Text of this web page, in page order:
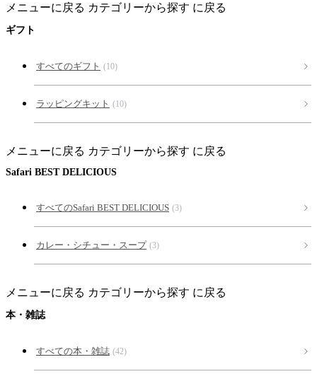
メニューに戻る カテゴリーから探す に戻る
ギフト
すべてのギフト (10)
ラッピングキット (10)
メニューに戻る カテゴリーから探す に戻る
Safari BEST DELICIOUS
すべてのSafari BEST DELICIOUS (3)
カレー・シチュー・スープ (3)
メニューに戻る カテゴリーから探す に戻る
本・雑誌
すべての本・雑誌 (42)